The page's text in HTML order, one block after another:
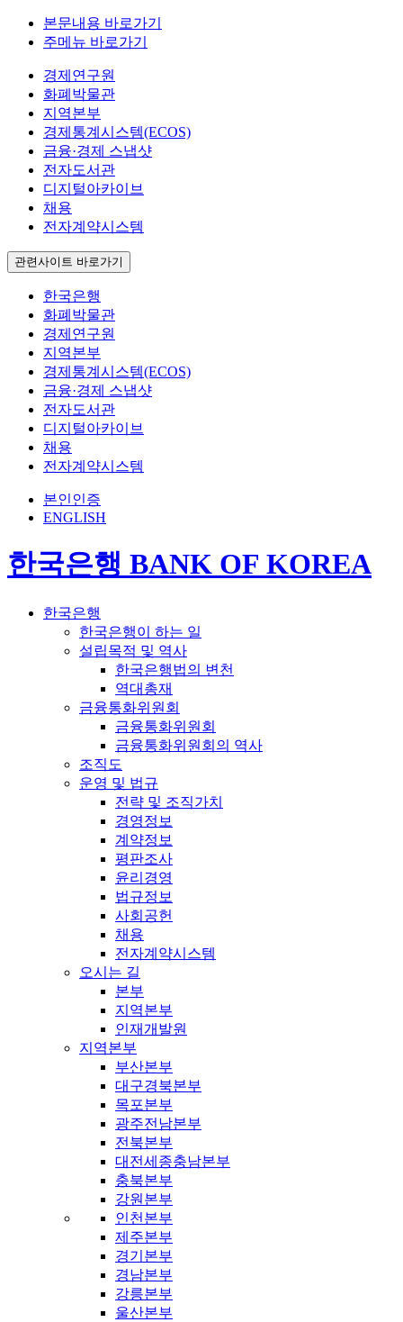
본문내용 바로가기
주메뉴 바로가기
경제연구원
화폐박물관
지역본부
경제통계시스템(ECOS)
금융·경제 스냅샷
전자도서관
디지털아카이브
채용
전자계약시스템
관련사이트 바로가기
한국은행
화폐박물관
경제연구원
지역본부
경제통계시스템(ECOS)
금융·경제 스냅샷
전자도서관
디지털아카이브
채용
전자계약시스템
본인인증
ENGLISH
한국은행 BANK OF KOREA
한국은행
한국은행이 하는 일
설립목적 및 역사
한국은행법의 변천
역대총재
금융통화위원회
금융통화위원회
금융통화위원회의 역사
조직도
운영 및 법규
전략 및 조직가치
경영정보
계약정보
평판조사
윤리경영
법규정보
사회공헌
채용
전자계약시스템
오시는 길
본부
지역본부
인재개발원
지역본부
부산본부
대구경북본부
목포본부
광주전남본부
전북본부
대전세종충남본부
충북본부
강원본부
인천본부
제주본부
경기본부
경남본부
강릉본부
울산본부